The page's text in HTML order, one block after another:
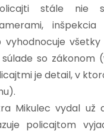
stále nie
inšpekcia
so zákonom
je detail, v
Mikulec vydal už
policajtom